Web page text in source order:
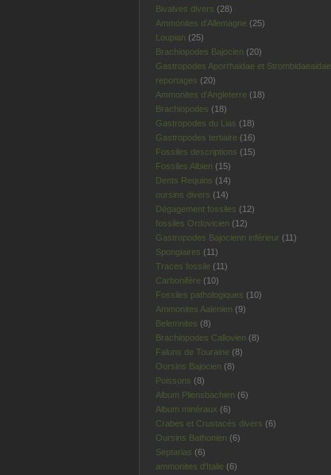
Bivalves divers (28)
Ammonites d'Allemagne (25)
Loupian (25)
Brachiopodes Bajocien (20)
Gastropodes Aporrhaidae et Strombidaeaidae
reportages (20)
Ammonites d'Angleterre (18)
Brachiopodes (18)
Gastropodes du Lias (18)
Gastropodes tertiaire (16)
Fossiles descriptions (15)
Fossiles Albien (15)
Dents Requins (14)
oursins divers (14)
Dégagement fossiles (12)
fossiles Ordovicien (12)
Gastropodes Bajocienn inférieur (11)
Spongiaires (11)
Traces fossile (11)
Carbonifère (10)
Fossiles pathologiques (10)
Ammonites Aalenien (9)
Belemnites (8)
Brachiopodes Callovien (8)
Faluns de Touraine (8)
Oursins Bajocien (8)
Poissons (8)
Album Pliensbachien (6)
Album minéraux (6)
Crabes et Crustacés divers (6)
Oursins Bathonien (6)
Septarias (6)
ammonites d'Italie (6)